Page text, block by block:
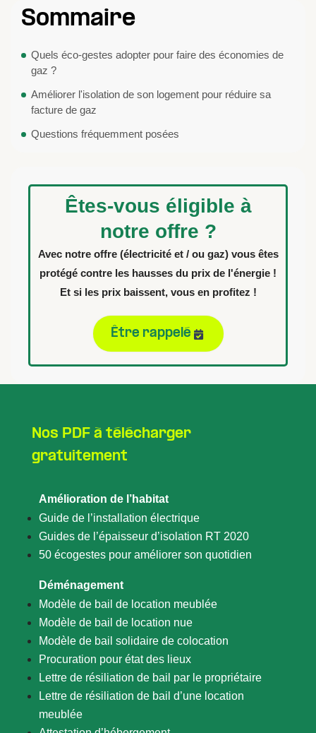
Sommaire
Quels éco-gestes adopter pour faire des économies de
gaz ?
Améliorer l'isolation de son logement pour réduire sa
facture de gaz
Questions fréquemment posées
Êtes-vous éligible à
notre offre ?
Avec notre offre (électricité et / ou gaz) vous êtes
protégé contre les hausses du prix de l'énergie !
Et si les prix baissent, vous en profitez !
Être rappelé
Nos PDF à télécharger
gratuitement
Amélioration de l’habitat
Guide de l’installation électrique
Guides de l’épaisseur d’isolation RT 2020
50 écogestes pour améliorer son quotidien
Déménagement
Modèle de bail de location meublée
Modèle de bail de location nue
Modèle de bail solidaire de colocation
Procuration pour état des lieux
Lettre de résiliation de bail par le propriétaire
Lettre de résiliation de bail d’une location
meublée